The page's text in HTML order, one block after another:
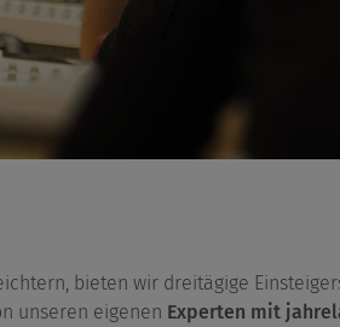
bieten wir dreitägige
unseren eigenen Experten mit